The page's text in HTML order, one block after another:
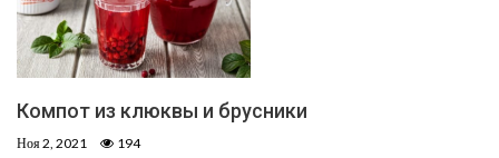
Компот из клюквы и брусники
Ноя 2, 2021 194